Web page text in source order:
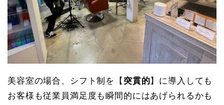
美容室の場合、シフト制を【 突貫的】に導入しても
お客様も従業員満足度も瞬間的にはあげられるかも